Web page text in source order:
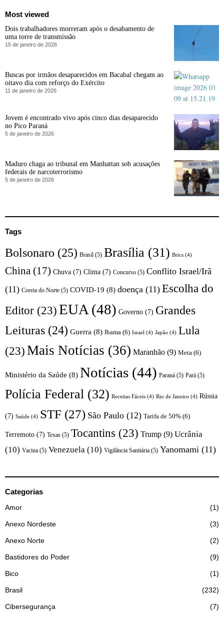
Most viewed
Dois trabalhadores morreram após o desabamento de
uma torre de transmissão
15 de janeiro de 2026
Buscas por irmãos desaparecidos em Bacabal chegam ao
oitavo dia com reforço do Exército
11 de janeiro de 2026
Jovem é encontrado vivo após cinco dias desaparecido
no Pico Paraná
5 de janeiro de 2026
Maduro chaga ao tribunal em Manhattan sob acusações
federais de narcoterrorismo
5 de janeiro de 2026
Tags
Bolsonaro (25) Brasil (5) Brasília (31) Brics (4)
China (17) Chuva (7) Clima (7) Concurso (5) Conflito Israel/Irã
(11) Coreia do Norte (5) COVID-19 (8) doença (11) Escolha do
Editor (23)EUA (48) Governo (7) Grandes
Leituras (24) Guerra (8) Ibama (6) Israel (4) Japão (4) Lula
(23)Mais Notícias (36) Maranhão (9) Meta (6)
Ministério da Saúde (8) Notícias (44) Paraná (5) Pará (5)
Polícia Federal (32) Receitas Fáceis (4) Rio de Janeiro (4) Rússia
(7) Saúde (4) STF (27) São Paulo (12) Tarifa de 50% (6)
Terremoto (7) Texas (5) Tocantins (23) Trump (9) Ucrânia
(10) Vacina (5) Venezuela (10) Vigilância Sanitária (5) Yanomami (11)
Categorias
Amor 1
Anexo Nordeste 3
Anexo Norte 2
Bastidores do Poder 9
Bico 1
Brasil 232
Cibersegurança 7